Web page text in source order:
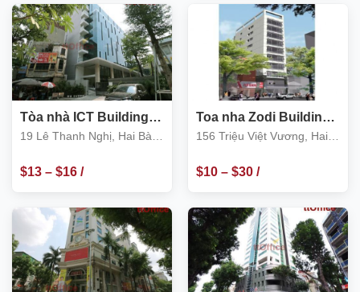
m2
Tòa nhà ICT Building
19 Lê Thanh Nghị
19 Lê Thanh Nghị, Hai Bà
$13– $16/
Toa nha Zodi Building
156 Triệu Việt Vương,
156 Triệu Việt Vương, Hai
$10– $30/
m2